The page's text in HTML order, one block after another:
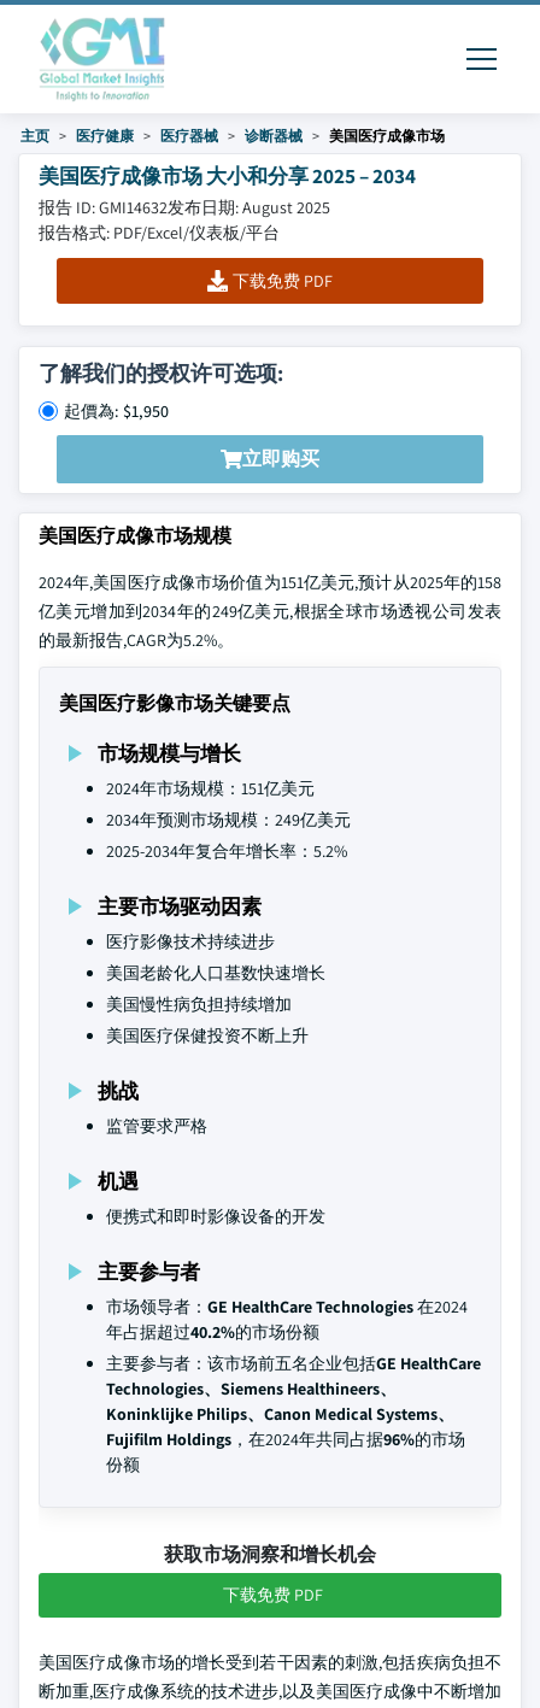
主页 医疗健康 医疗器械 诊断器械 美国医疗成像市场
美国医疗成像市场 大小和分享 2025 – 2034
报告 ID: GMI14632发布日期: August 2025
报告格式: PDF/Excel/仪表板/平台
下载免费 PDF
了解我们的授权许可选项:
起價為: $1,950
立即购买
美国医疗成像市场规模
2024年,美国医疗成像市场价值为151亿美元,预计从2025年的158
亿美元增加到2034年的249亿美元,根据全球市场透视公司发表
的最新报告,CAGR为5.2%。
美国医疗影像市场关键要点
市场规模与增长
2024年市场规模：151亿美元
2034年预测市场规模：249亿美元
2025-2034年复合年增长率：5.2%
主要市场驱动因素
医疗影像技术持续进步
美国老龄化人口基数快速增长
美国慢性病负担持续增加
美国医疗保健投资不断上升
挑战
监管要求严格
机遇
便携式和即时影像设备的开发
主要参与者
市场领导者： GE HealthCare Technologies在2024
年占据超过40.2%的市场份额
主要参与者：该市场前五名企业包括GE HealthCare
Technologies、Siemens Healthineers、
Koninklijke Philips、Canon Medical Systems、
Fujifilm Holdings ，在2024年共同占据96%的市场
份额
获取市场洞察和增长机会
下载免费 PDF
美国医疗成像市场的增长受到若干因素的刺激,包括疾病负担不
断加重,医疗成像系统的技术进步,以及美国医疗成像中不断增加